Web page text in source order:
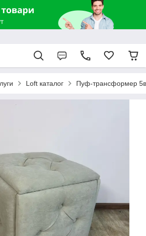
Loft каталог Пуф-трансформер